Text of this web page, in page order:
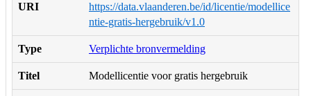
URI
https://data.vlaanderen.be/id/licentie/modellice
ntie-gratis-hergebruik/v1.0
Type Verplichte bronvermelding
Titel Modellicentie voor gratis hergebruik